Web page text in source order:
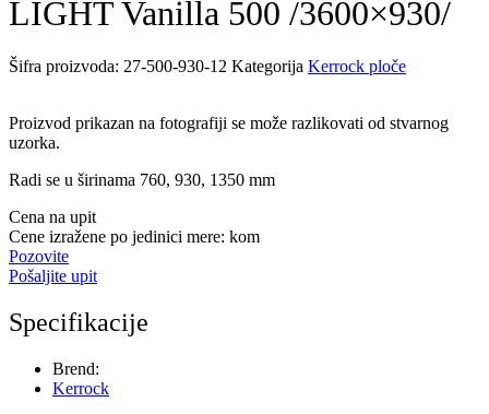
LIGHT Vanilla 500 /3600×930/
Šifra proizvoda: 27-500-930-12 Kategorija Kerrock ploče
Proizvod prikazan na fotografiji se može razlikovati od stvarnog
uzorka.
Radi se u širinama 760, 930, 1350 mm
Cena na upit
Cene izražene po jedinici mere: kom
Pozovite
Pošaljite upit
Specifikacije
Brend:
Kerrock